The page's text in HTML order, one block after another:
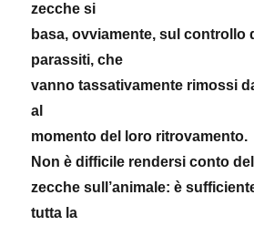
zecche si
basa, ovviamente, sul controllo
parassiti, che
vanno tassativamente rimossi
al
momento del loro ritrovamento.
Non è difficile rendersi conto
zecche sull’animale: è
tutta la